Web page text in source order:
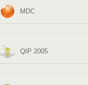
MDC
QIP 2005